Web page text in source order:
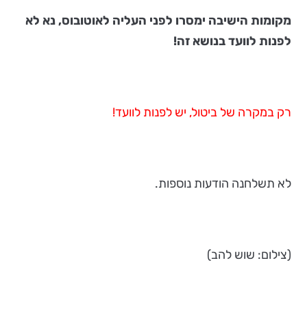
מקומות הישיבה ימסרו לפני העליה לאוטובוס, נא לא
לפנות לוועד בנושא זה!
רק במקרה של ביטול, יש לפנות לוועד!
לא תשלחנה הודעות נוספות.
(צילום: שוש להב)